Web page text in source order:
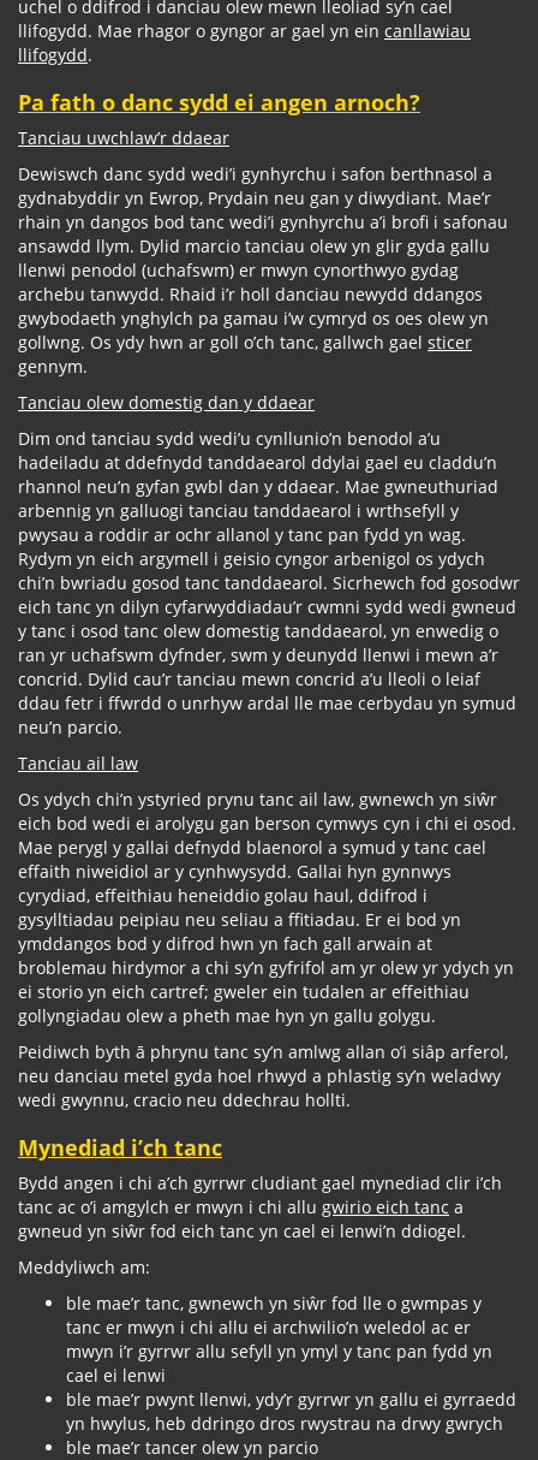
uchel o ddifrod i danciau olew mewn lleoliad sy’n cael
llifogydd. Mae rhagor o gyngor ar gael yn ein canllawiau
llifogydd.
Pa fath o danc sydd ei angen arnoch?
Tanciau uwchlaw’r ddaear
Dewiswch danc sydd wedi’i gynhyrchu i safon berthnasol a
gydnabyddir yn Ewrop, Prydain neu gan y diwydiant. Mae’r
rhain yn dangos bod tanc wedi’i gynhyrchu a’i brofi i safonau
ansawdd llym. Dylid marcio tanciau olew yn glir gyda gallu
llenwi penodol (uchafswm) er mwyn cynorthwyo gydag
archebu tanwydd. Rhaid i’r holl danciau newydd ddangos
gwybodaeth ynghylch pa gamau i’w cymryd os oes olew yn
gollwng. Os ydy hwn ar goll o’ch tanc, gallwch gael sticer
gennym.
Tanciau olew domestig dan y ddaear
Dim ond tanciau sydd wedi’u cynllunio’n benodol a’u
hadeiladu at ddefnydd tanddaearol ddylai gael eu claddu’n
rhannol neu’n gyfan gwbl dan y ddaear. Mae gwneuthuriad
arbennig yn galluogi tanciau tanddaearol i wrthsefyll y
pwysau a roddir ar ochr allanol y tanc pan fydd yn wag.
Rydym yn eich argymell i geisio cyngor arbenigol os ydych
chi’n bwriadu gosod tanc tanddaearol. Sicrhewch fod gosodwr
eich tanc yn dilyn cyfarwyddiadau’r cwmni sydd wedi gwneud
y tanc i osod tanc olew domestig tanddaearol, yn enwedig o
ran yr uchafswm dyfnder, swm y deunydd llenwi i mewn a’r
concrid. Dylid cau’r tanciau mewn concrid a’u lleoli o leiaf
ddau fetr i ffwrdd o unrhyw ardal lle mae cerbydau yn symud
neu’n parcio.
Tanciau ail law
Os ydych chi’n ystyried prynu tanc ail law, gwnewch yn siŵr
eich bod wedi ei arolygu gan berson cymwys cyn i chi ei osod.
Mae perygl y gallai defnydd blaenorol a symud y tanc cael
effaith niweidiol ar y cynhwysydd. Gallai hyn gynnwys
cyrydiad, effeithiau heneiddio golau haul, ddifrod i
gysylltiadau peipiau neu seliau a ffitiadau. Er ei bod yn
ymddangos bod y difrod hwn yn fach gall arwain at
broblemau hirdymor a chi sy’n gyfrifol am yr olew yr ydych yn
ei storio yn eich cartref; gweler ein tudalen ar effeithiau
gollyngiadau olew a pheth mae hyn yn gallu golygu.
Peidiwch byth ā phrynu tanc sy’n amlwg allan o’i siâp arferol,
neu danciau metel gyda hoel rhwyd a phlastig sy’n weladwy
wedi gwynnu, cracio neu ddechrau hollti.
Mynediad i’ch tanc
Bydd angen i chi a’ch gyrrwr cludiant gael mynediad clir i’ch
tanc ac o’i amgylch er mwyn i chi allu gwirio eich tanc a
gwneud yn siŵr fod eich tanc yn cael ei lenwi’n ddiogel.
Meddyliwch am:
ble mae’r tanc, gwnewch yn siŵr fod lle o gwmpas y
tanc er mwyn i chi allu ei archwilio’n weledol ac er
mwyn i’r gyrrwr allu sefyll yn ymyl y tanc pan fydd yn
cael ei lenwi
ble mae’r pwynt llenwi, ydy’r gyrrwr yn gallu ei gyrraedd
yn hwylus, heb ddringo dros rwystrau na drwy gwrych
ble mae’r tancer olew yn parcio